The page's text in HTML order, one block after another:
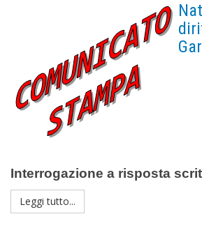
Interrogazione a risposta
Leggi tutto...